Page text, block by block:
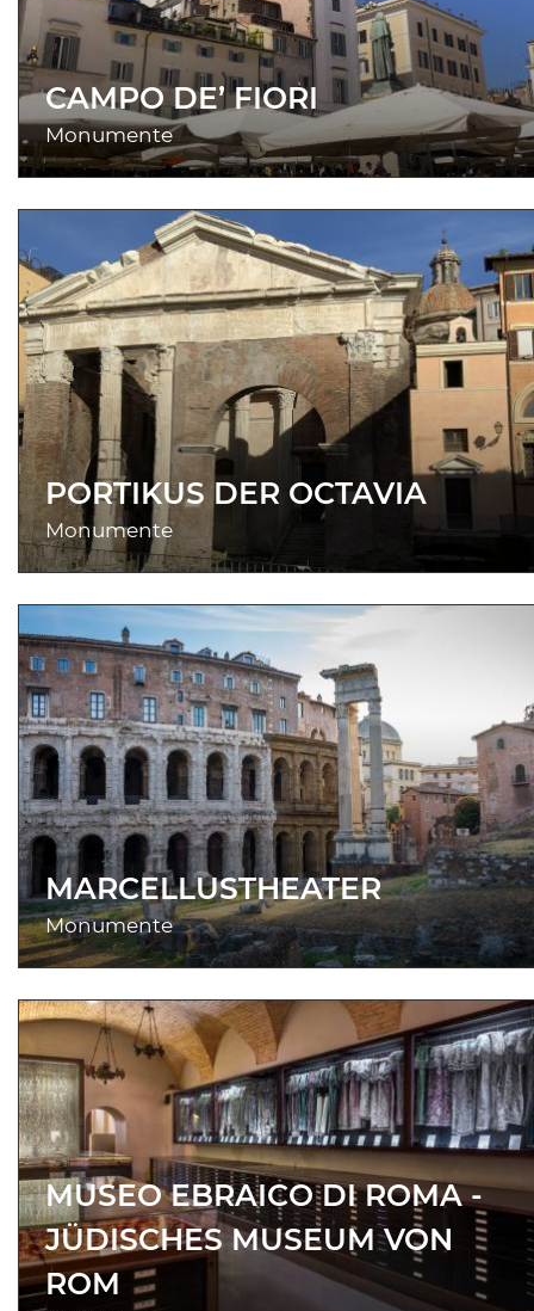
CAMPO DE’ FIORI
Monumente
PORTIKUS DER OCTAVIA
Monumente
MARCELLUSTHEATER
Monumente
MUSEO EBRAICO DI ROMA -
JÜDISCHES MUSEUM VON
ROM